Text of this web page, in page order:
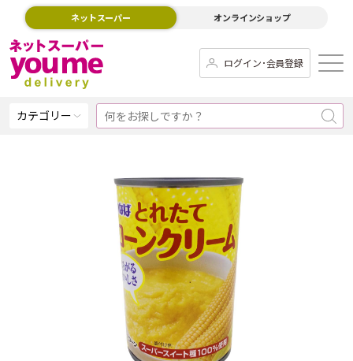
ネットスーパー オンラインショップ
ログイン･会員登録
カテゴリー